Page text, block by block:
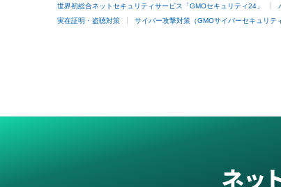
世界初総合ネットセキュリティサービス「GMOセキュリティ24」
実在証明・盗聴対策 サイバー攻撃対策（GMOサイバーセキュリテ